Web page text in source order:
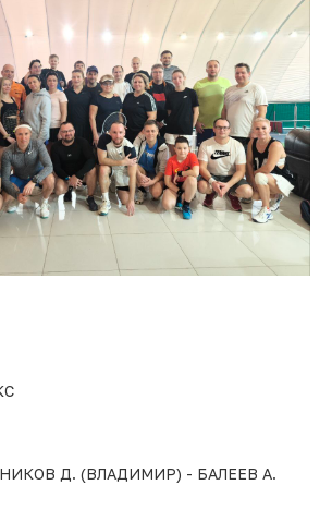
Д. (ВЛАДИМИР) - БАЛЕЕВ А.